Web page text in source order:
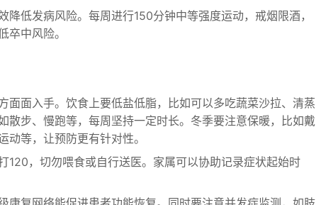
降低发病风险。每周进行150分钟中等强度运动，戒烟限酒，
中风险。
面面入手。饮食上要低盐低脂，比如可以多吃蔬菜沙拉、清蒸
散步、慢跑等，每周坚持一定时长。冬季要注意保暖，比如戴
等，让预防更有针对性。
120，切勿喂食或自行送医。家属可以协助记录症状起始时